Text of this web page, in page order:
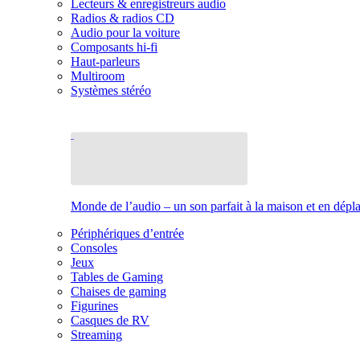
Lecteurs & enregistreurs audio
Radios & radios CD
Audio pour la voiture
Composants hi-fi
Haut-parleurs
Multiroom
Systèmes stéréo
Monde de l’audio – un son parfait à la maison et en
Périphériques d’entrée
Consoles
Jeux
Tables de Gaming
Chaises de gaming
Figurines
Casques de RV
Streaming